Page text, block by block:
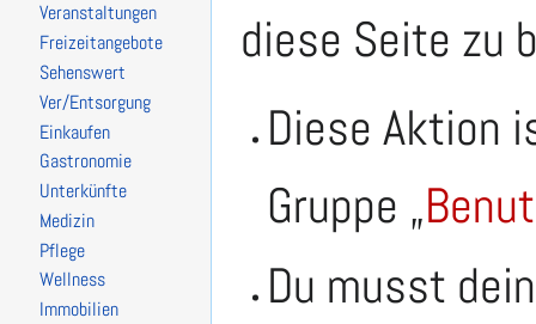
diese Seite zu
Diese Aktion
Gruppe „
Du musst
Veranstaltungen
Freizeitangebote
Sehenswert
Ver/Entsorgung
Einkaufen
Gastronomie
Unterkünfte
Medizin
Pflege
Wellness
Immobilien